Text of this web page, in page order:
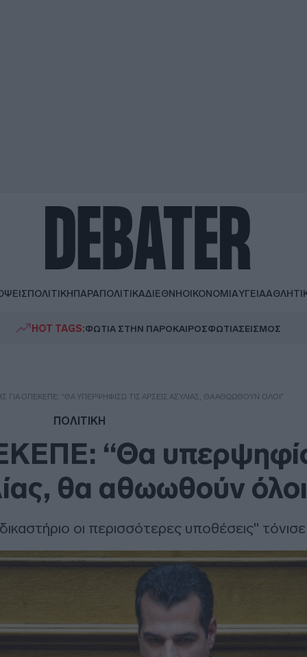
ΠΟΛΙΤΙΚΗΠΑΡΑΠΟΛΙΤΙΚΑΔΙΕΘΝΗΟΙΚΟΝΟΜΙΑΥΓΕΙΑ
HOT TAGS:ΦΩΤΙΑ ΣΤΗΝ ΠΑΡΟΚΑΙΡΟΣΦΩΤΙΑΣΕΙΣΜΟΣ
ΓΙΑ ΟΠΕΚΕΠΕ: “ΘΑ ΥΠΕΡΨΗΦΊΣΩ ΤΙΣ ΆΡΣΕΙΣ ΑΣΥΛΊΑΣ, ΘΑ ΑΘΩΩΘΟΎΝ ΌΛΟΙ”
ΠΟΛΙΤΙΚΗ
“Θα
θα αθωωθούν
οι περισσότερες υποθέσεις" τόνισε